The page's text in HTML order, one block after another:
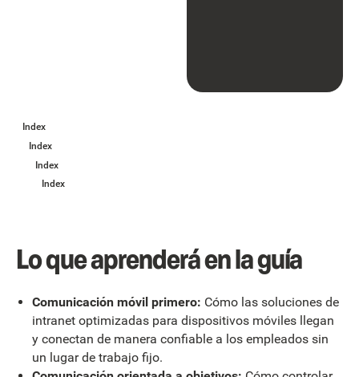
Index
Index
Index
Index
Lo que aprenderá en la guía
Comunicación móvil primero: Cómo las soluciones de
intranet optimizadas para dispositivos móviles llegan
y conectan de manera confiable a los empleados sin
un lugar de trabajo fijo.